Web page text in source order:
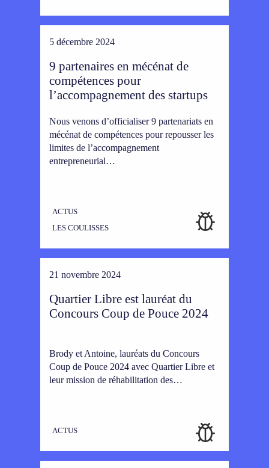
5 décembre 2024
9 partenaires en mécénat de
compétences pour
l’accompagnement des startups
Nous venons d’officialiser 9 partenariats en
mécénat de compétences pour repousser les
limites de l’accompagnement
entrepreneurial…
ACTUS
LES COULISSES
21 novembre 2024
Quartier Libre est lauréat du
Concours Coup de Pouce 2024
Brody et Antoine, lauréats du Concours
Coup de Pouce 2024 avec Quartier Libre et
leur mission de réhabilitation des…
ACTUS